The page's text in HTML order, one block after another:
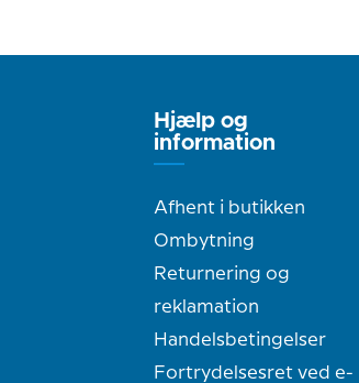
Hjælp og
information
Afhent i butikken
Ombytning
Returnering og
reklamation
Handelsbetingelser
Fortrydelsesret ved e-